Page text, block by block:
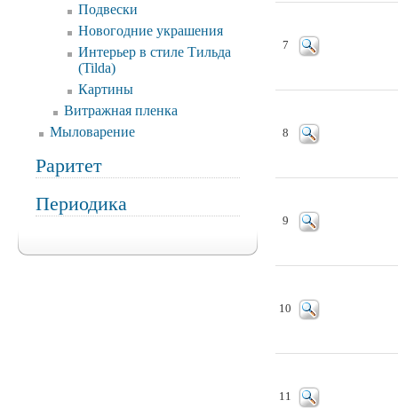
Подвески
Новогодние украшения
Интерьер в стиле Тильда
(Tilda)
Картины
Витражная пленка
Мыловарение
Раритет
Периодика
7
8
9
10
11